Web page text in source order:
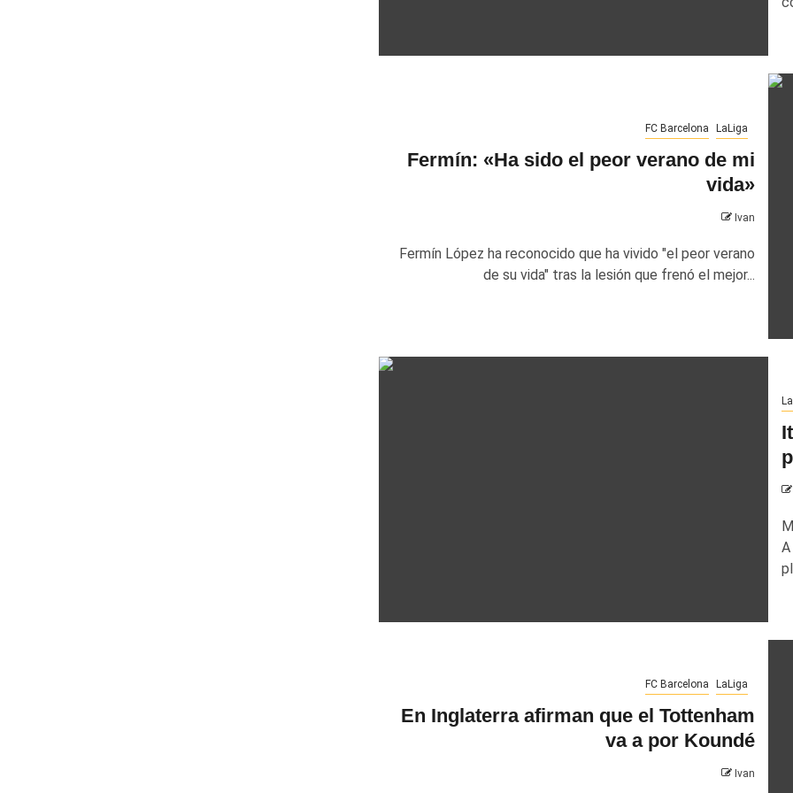
FC Barcelona LaLiga
Fermín: «Ha sido el peor verano de mi
vida»
Ivan
Fermín López ha reconocido que ha vivido "el peor verano
de su vida" tras la lesión que frenó el mejor...
FC Barcelona LaLiga
En Inglaterra afirman que el Tottenham
va a por Koundé
Ivan